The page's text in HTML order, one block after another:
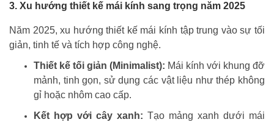
3. Xu hướng thiết kế mái kính sang trọng năm 2025
Năm 2025, xu hướng thiết kế mái kính tập trung vào sự tối
giản, tinh tế và tích hợp công nghệ.
Thiết kế tối giản (Minimalist): Mái kính với khung đỡ
mảnh, tinh gọn, sử dụng các vật liệu như thép không
gỉ hoặc nhôm cao cấp.
Kết hợp với cây xanh: Tạo mảng xanh dưới mái